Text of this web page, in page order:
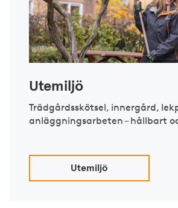
Utemiljö
Trädgårdsskötsel, innergård,
anläggningsarbeten – hållbart
Utemiljö